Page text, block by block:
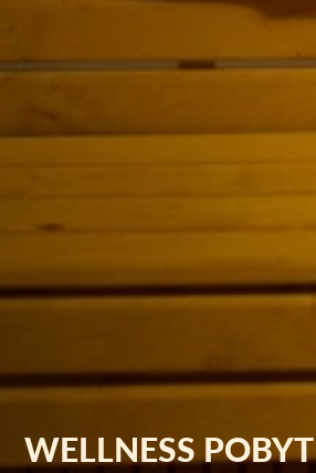
WELLNESS POBYT